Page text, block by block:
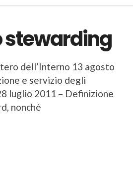
stewarding
dell’Interno 13 agosto
e servizio degli
luglio 2011 – Definizione
nonché